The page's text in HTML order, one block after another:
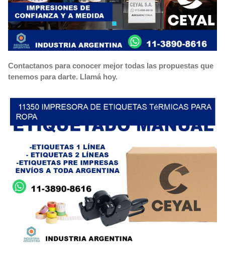
Contactanos para conocer mejor todas las propuestas que
tenemos para darte. Llamá hoy.